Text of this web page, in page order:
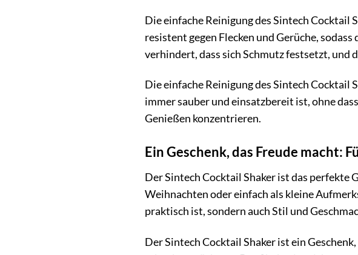
Die einfache Reinigung des Sintech Cocktail
resistent gegen Flecken und Gerüche,
verhindert, dass sich Schmutz festsetzt, und
Die einfache Reinigung des Sintech Cocktail
immer sauber und einsatzbereit ist, ohne
Genießen konzentrieren.
Ein Geschenk, das Freude macht:
Der Sintech Cocktail Shaker ist das perfekte
Weihnachten oder einfach als kleine
praktisch ist, sondern auch Stil und
Der Sintech Cocktail Shaker ist ein